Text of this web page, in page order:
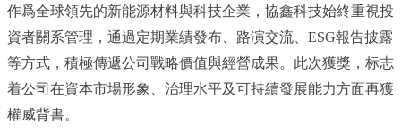
作爲全球領先的新能源材料與科技企業，協鑫科技始終重視投
資者關系管理，通過定期業績發布、路演交流、 ESG報告披露
等方式，積極傳遞公司戰略價值與經營成果。此次獲獎，标志
着公司在資本市場形象、治理水平及可持續發展能力方面再獲
權威背書。